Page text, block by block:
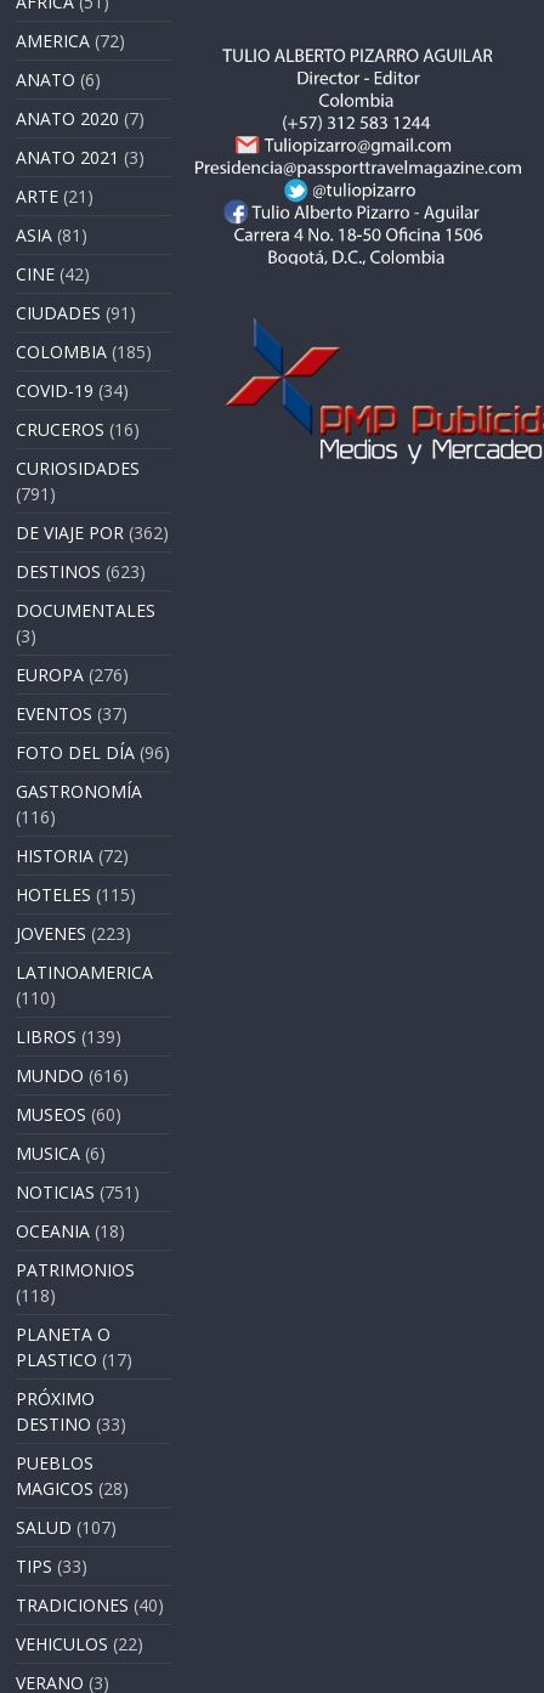
AMERICA (72)
ANATO (6)
ANATO 2020 (7)
ANATO 2021 (3)
ARTE (21)
ASIA (81)
CINE (42)
CIUDADES (91)
COLOMBIA (185)
COVID-19 (34)
CRUCEROS (16)
CURIOSIDADES
(791)
DE VIAJE POR (362)
DESTINOS (623)
DOCUMENTALES
(3)
EUROPA (276)
EVENTOS (37)
FOTO DEL DÍA (96)
GASTRONOMÍA
(116)
HISTORIA (72)
HOTELES (115)
JOVENES (223)
LATINOAMERICA
(110)
LIBROS (139)
MUNDO (616)
MUSEOS (60)
MUSICA (6)
NOTICIAS (751)
OCEANIA (18)
PATRIMONIOS
(118)
PLANETA O
PLASTICO (17)
PRÓXIMO
DESTINO (33)
PUEBLOS
MAGICOS (28)
SALUD (107)
TIPS (33)
TRADICIONES (40)
VEHICULOS (22)
VERANO (3)